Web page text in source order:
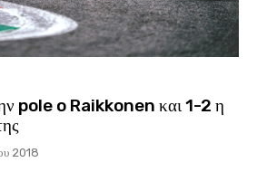
pole o Raikkonen και 1-2 η
2018